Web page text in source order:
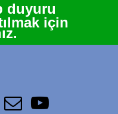
duyuru
için
 